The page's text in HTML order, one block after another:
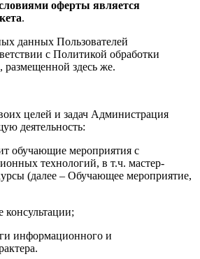
оферты является
.
данных Пользователей
с Политикой обработки
здесь же.
целей и задач Администрация
деятельность:
обучающие мероприятия с
технологий, в т.ч. мастер-
(далее – Обучающее мероприятие,
консультации;
информационного и